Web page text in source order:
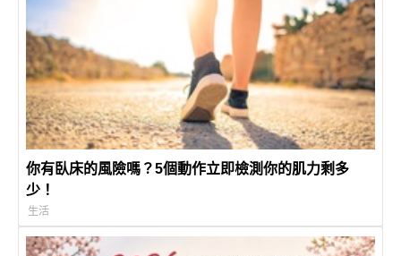
你有臥床的風險嗎？5個動作立即檢測你的肌力剩多
少！
生活